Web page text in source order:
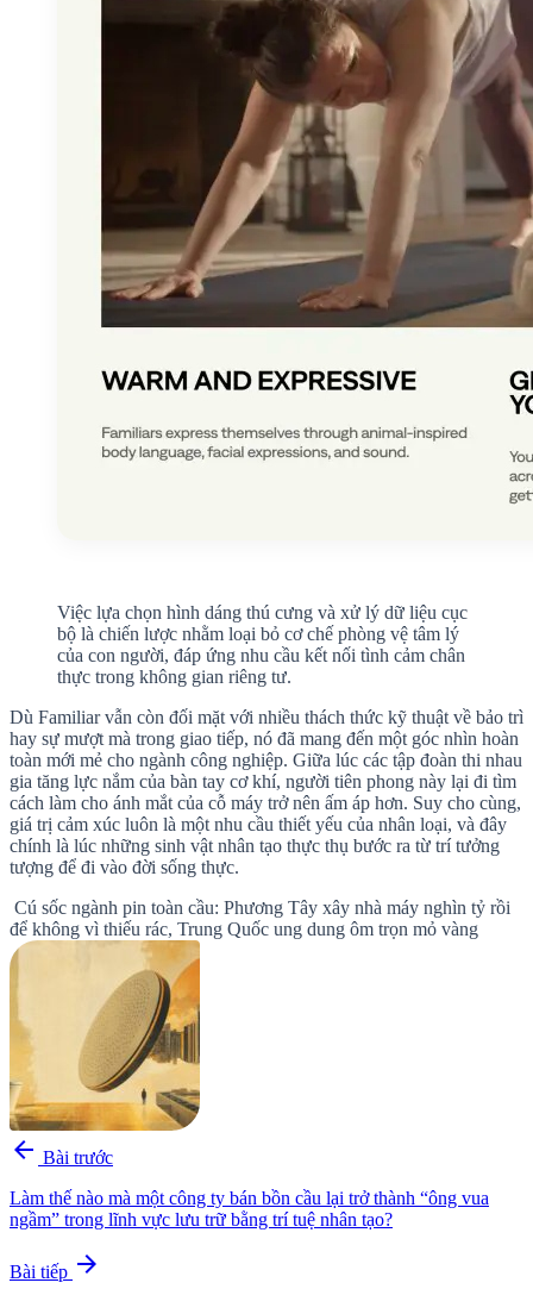
Việc lựa chọn hình dáng thú cưng và xử lý dữ liệu cục
bộ là chiến lược nhằm loại bỏ cơ chế phòng vệ tâm lý
của con người, đáp ứng nhu cầu kết nối tình cảm chân
thực trong không gian riêng tư.
Dù Familiar vẫn còn đối mặt với nhiều thách thức kỹ thuật về bảo trì
hay sự mượt mà trong giao tiếp, nó đã mang đến một góc nhìn hoàn
toàn mới mẻ cho ngành công nghiệp. Giữa lúc các tập đoàn thi nhau
gia tăng lực nắm của bàn tay cơ khí, người tiên phong này lại đi tìm
cách làm cho ánh mắt của cỗ máy trở nên ấm áp hơn. Suy cho cùng,
giá trị cảm xúc luôn là một nhu cầu thiết yếu của nhân loại, và đây
chính là lúc những sinh vật nhân tạo thực thụ bước ra từ trí tưởng
tượng để đi vào đời sống thực.
Cú sốc ngành pin toàn cầu: Phương Tây xây nhà máy nghìn tỷ rồi
để không vì thiếu rác, Trung Quốc ung dung ôm trọn mỏ vàng
arrow_back Bài trước
Làm thế nào mà một công ty bán bồn cầu lại trở thành “ông vua
ngầm” trong lĩnh vực lưu trữ bằng trí tuệ nhân tạo?
Bài tiếp arrow_forward